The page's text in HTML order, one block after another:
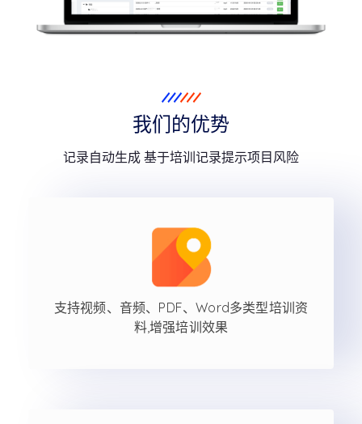
我们的优势
记录自动生成 基于培训记录提示项目风险
支持视频、音频、PDF、Word多类型培训资
料,增强培训效果